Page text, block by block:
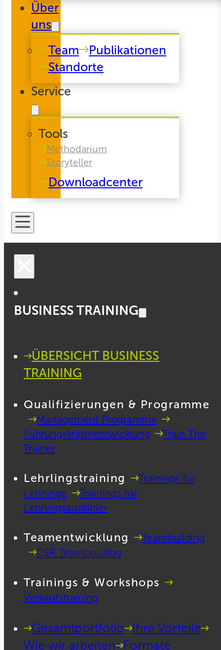
Über
uns
Team
Publikationen
Standorte
Service
Tools
Methodarium
Storyteller
Downloadcenter
BUSINESS TRAINING
ÜBERSICHT BUSINESS
TRAINING
Qualifizierungen & Programme
Management Programme
Führungskräfteentwicklung
Train The
Trainer
Lehrlingstraining
Trainings für
Lehrlinge
Trainings für
Lehrlingsausbilder
Teamentwicklung
Teambuilding
CSR Teambuilding
Trainings & Workshops
Verkaufstraining
Gesamtportfolio
Ihre Vorteile
Wie wir arbeiten
Formate